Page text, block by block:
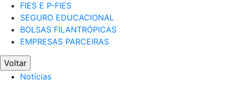
FIES E P-FIES
SEGURO EDUCACIONAL
BOLSAS FILANTRÓPICAS
EMPRESAS PARCEIRAS
Voltar
Notícias